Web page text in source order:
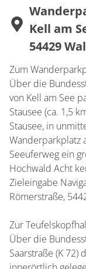
Kell am
54429
Zum
Über die
von Kell am See
Stausee (ca. 1,5
Stausee, in
Wanderparkplatz
Seeuferweg ein
Hochwald Acht
Zieleingabe
Römerstraße,
Zur
Über die
Saarstraße (K